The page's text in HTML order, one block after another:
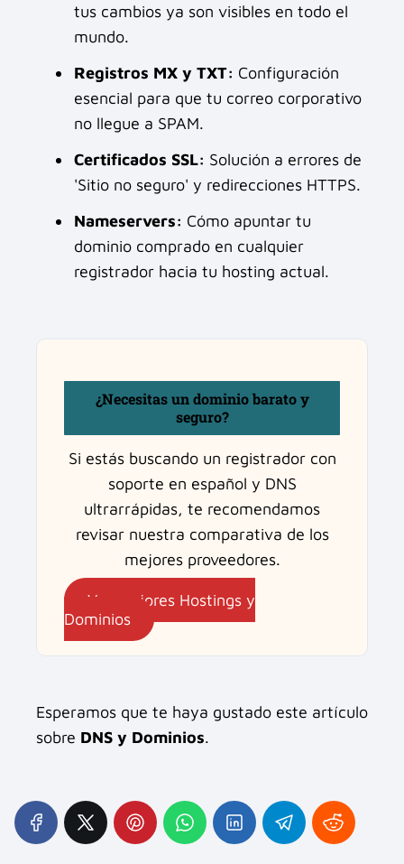
tus cambios ya son visibles en todo el
mundo.
Registros MX y TXT: Configuración
esencial para que tu correo corporativo
no llegue a SPAM.
Certificados SSL: Solución a errores de
'Sitio no seguro' y redirecciones HTTPS.
Nameservers: Cómo apuntar tu
dominio comprado en cualquier
registrador hacia tu hosting actual.
¿Necesitas un dominio barato y
seguro?
Si estás buscando un registrador con
soporte en español y DNS
ultrarrápidas, te recomendamos
revisar nuestra comparativa de los
mejores proveedores.
Ver mejores Hostings y
Dominios
Esperamos que te haya gustado este artículo
sobre DNS y Dominios.